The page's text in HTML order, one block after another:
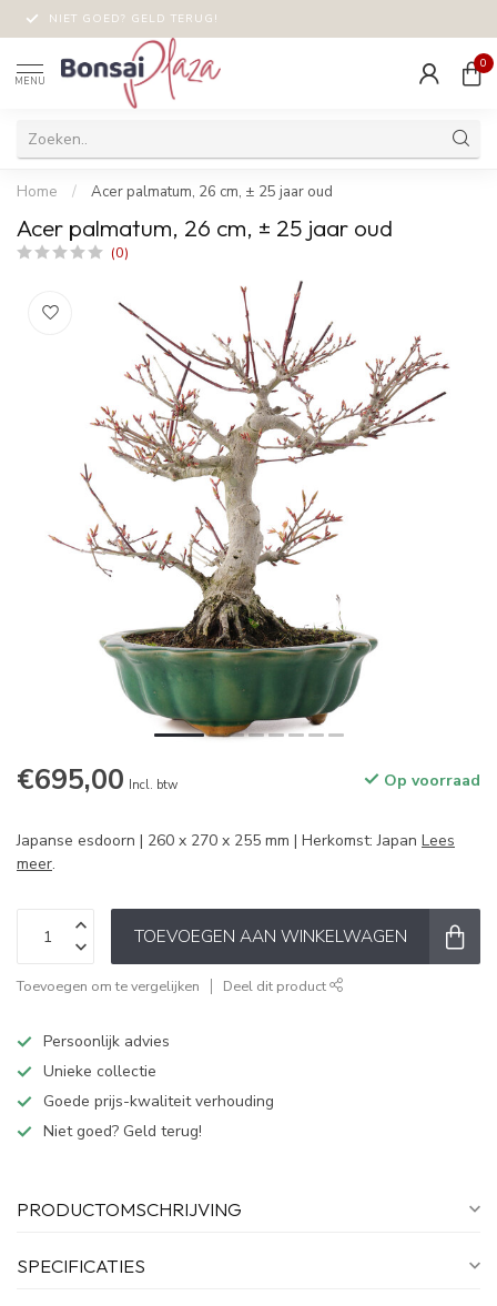
NIET GOED? GELD TERUG!
MENU
0
Home / Acer palmatum, 26 cm, ± 25 jaar oud
Acer palmatum, 26 cm, ± 25 jaar oud
(0)
€695,00 Incl. btw Op voorraad
Japanse esdoorn | 260 x 270 x 255 mm | Herkomst: Japan Lees
meer.
TOEVOEGEN AAN WINKELWAGEN
Toevoegen om te vergelijken Deel dit product
Persoonlijk advies
Unieke collectie
Goede prijs-kwaliteit verhouding
Niet goed? Geld terug!
PRODUCTOMSCHRIJVING
SPECIFICATIES